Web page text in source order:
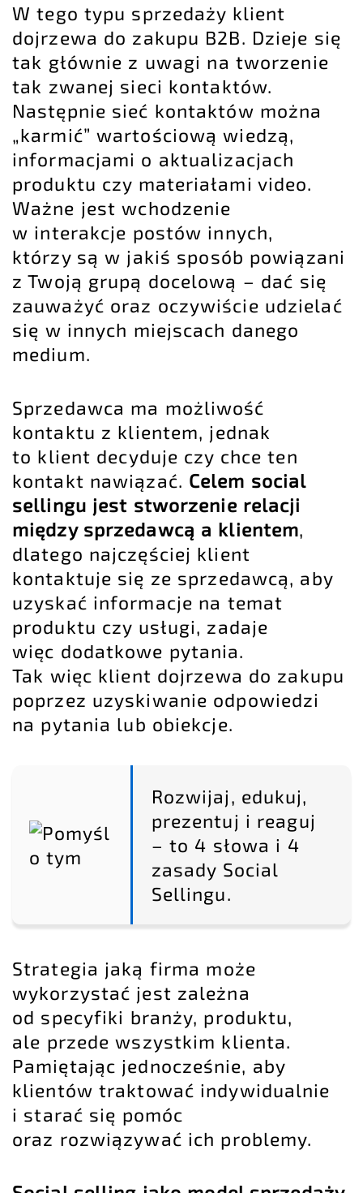
W tego typu sprzedaży klient
dojrzewa do zakupu B2B. Dzieje się
tak głównie z uwagi na tworzenie
tak zwanej sieci kontaktów.
Następnie sieć kontaktów można
„karmić” wartościową wiedzą,
informacjami o aktualizacjach
produktu czy materiałami video.
Ważne jest wchodzenie
w interakcje postów innych,
którzy są w jakiś sposób powiązani
z Twoją grupą docelową – dać się
zauważyć oraz oczywiście udzielać
się w innych miejscach danego
medium.
Sprzedawca ma możliwość
kontaktu z klientem, jednak
to klient decyduje czy chce ten
kontakt nawiązać. Celem social
sellingu jest stworzenie relacji
między sprzedawcą a klientem,
dlatego najczęściej klient
kontaktuje się ze sprzedawcą, aby
uzyskać informacje na temat
produktu czy usługi, zadaje
więc dodatkowe pytania.
Tak więc klient dojrzewa do zakupu
poprzez uzyskiwanie odpowiedzi
na pytania lub obiekcje.
Rozwijaj, edukuj,
prezentuj i reaguj
– to 4 słowa i 4
zasady Social
Sellingu.
Strategia jaką firma może
wykorzystać jest zależna
od specyfiki branży, produktu,
ale przede wszystkim klienta.
Pamiętając jednocześnie, aby
klientów traktować indywidualnie
i starać się pomóc
oraz rozwiązywać ich problemy.